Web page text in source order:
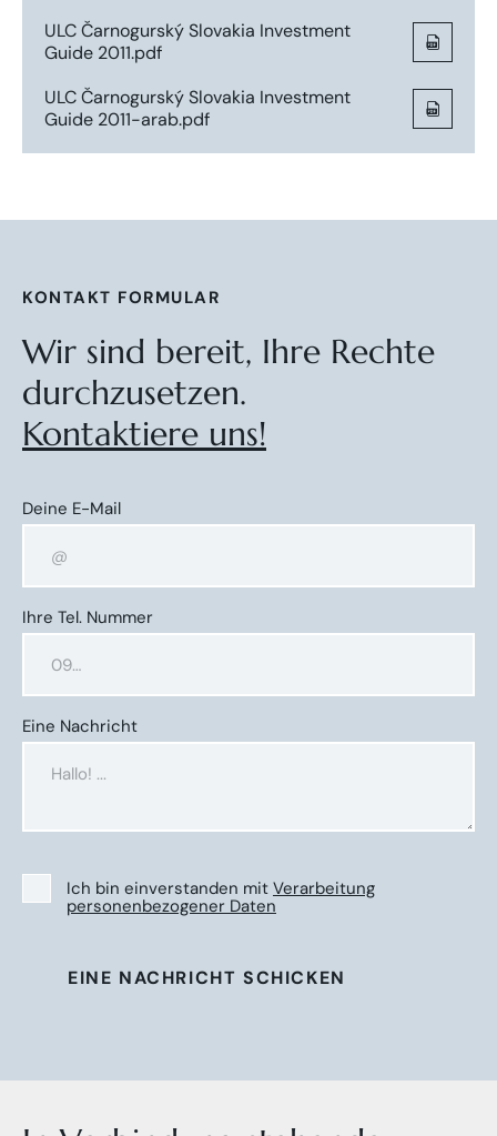
ULC Čarnogurský Slovakia Investment
Guide 2011.pdf
ULC Čarnogurský Slovakia Investment
Guide 2011-arab.pdf
KONTAKT FORMULAR
Wir sind bereit, Ihre Rechte
durchzusetzen.
Kontaktiere uns!
Deine E-Mail
Ihre Tel. Nummer
Eine Nachricht
Ich bin einverstanden mit Verarbeitung
personenbezogener Daten
EINE NACHRICHT SCHICKEN